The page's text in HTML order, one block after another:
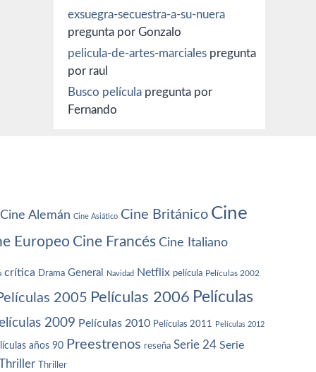
exsuegra-secuestra-a-su-nuera
pregunta por Gonzalo
pelicula-de-artes-marciales pregunta
por raul
Busco película pregunta por
Fernando
Cine Alemán Cine Asiático Cine Británico Cine
Europeo Cine Francés Cine Italiano
crítica Drama General Navidad Netflix película Películas 2002
2005 Películas 2006 Películas
2009 Películas 2010 Películas 2011 Películas 2012
años 90 Preestrenos reseña Serie 24 Serie
Thriller